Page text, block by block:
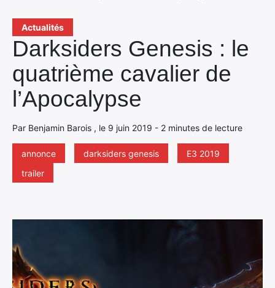
Actualités
Darksiders Genesis : le
quatrième cavalier de
l’Apocalypse
Par Benjamin Barois , le 9 juin 2019 - 2 minutes de lecture
annonce darksiders genesis
E3 2019
trailer